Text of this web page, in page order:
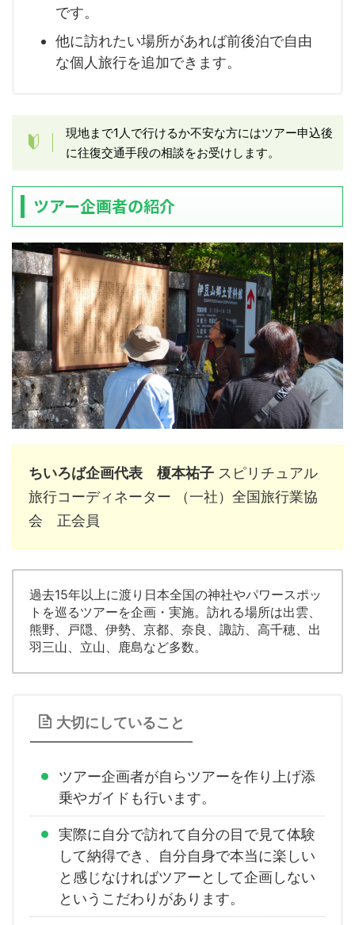
です。
他に訪れたい場所があれば前後泊で自由
な個人旅行を追加できます。
現地まで1人で行けるか不安な方にはツアー申込後
に往復交通手段の相談をお受けします。
ツアー企画者の紹介
ちいろば企画代表 榎本祐子 スピリチュアル
旅行コーディネーター （一社）全国旅行業協
会 正会員
過去15年以上に渡り日本全国の神社やパワースポッ
トを巡るツアーを企画・実施。訪れる場所は出雲、
熊野、戸隠、伊勢、京都、奈良、諏訪、高千穂、出
羽三山、立山、鹿島など多数。
大切にしていること
ツアー企画者が自らツアーを作り上げ添
乗やガイドも行います。
実際に自分で訪れて自分の目で見て体験
して納得でき、自分自身で本当に楽しい
と感じなければツアーとして企画しない
というこだわりがあります。